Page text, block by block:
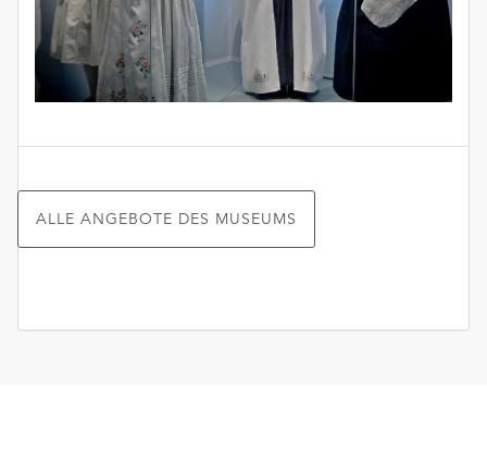
ALLE ANGEBOTE DES MUSEUMS